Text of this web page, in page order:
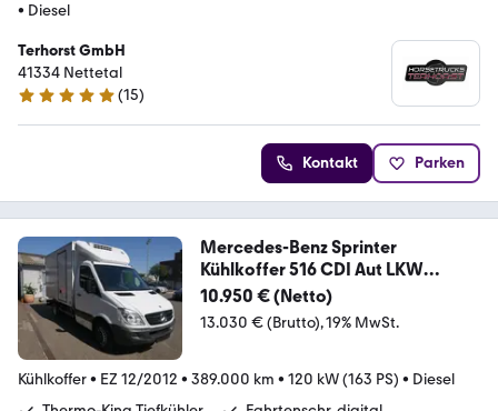
• Diesel
Terhorst GmbH
41334 Nettetal
5 Sterne
(15)
Kontakt Parken
Mercedes-Benz Sprinter
Kühlkoffer 516 CDI Aut LKW
Tiefkühler
10.950 € (Netto)
13.030 € (Brutto) 19% MwSt.
Kühlkoffer• EZ 12/2012 • 389.000 km • 120 kW (163 PS) • Diesel